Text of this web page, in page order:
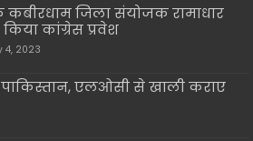
कबीरधाम जिला संयोजक रामाधार
कांग्रेस प्रवेश
4, 2023
पाकिस्तान, एलओसी से खाली कराए